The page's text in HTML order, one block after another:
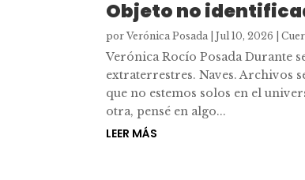
Objeto no
porVerónica Posada |Jul 10, 2026 |
Verónica Rocío Posada Durante
extraterrestres. Naves. Archivos
que no estemos solos en el
otra, pensé en algo...
LEER MÁS